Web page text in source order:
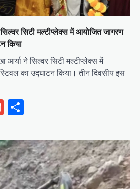
सिटी मल्टीप्लेक्स में आयोजित जागरण
किया
आर्या ने सिल्वर सिटी मल्टीप्लेक्स में
का उद्घाटन किया। तीन दिवसीय इस
Gmail